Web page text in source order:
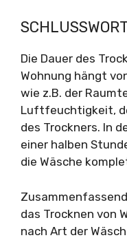
Die Dauer des
Wohnung hängt
wie z.B. der
Luftfeuchtigkeit,
des Trockners. In
einer halben
die Wäsche
das Trocknen von
nach Art der